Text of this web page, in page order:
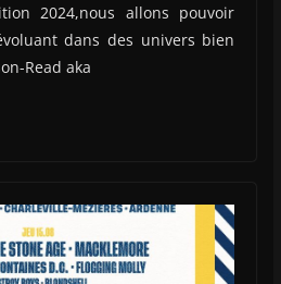
2024,nous allons pouvoir
dans des univers bien
Read aka